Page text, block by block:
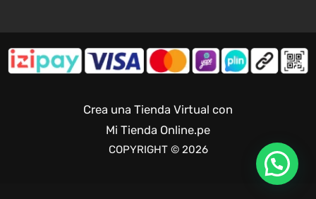
Crea una Tienda Virtual con
Mi Tienda Online.pe
COPYRIGHT © 2026